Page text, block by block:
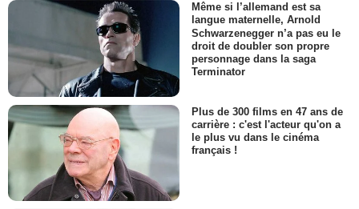
Même si l’allemand est sa
langue maternelle, Arnold
Schwarzenegger n’a pas eu le
droit de doubler son propre
personnage dans la saga
Terminator
Plus de 300 films en 47 ans de
carrière : c'est l'acteur qu'on a
le plus vu dans le cinéma
français !